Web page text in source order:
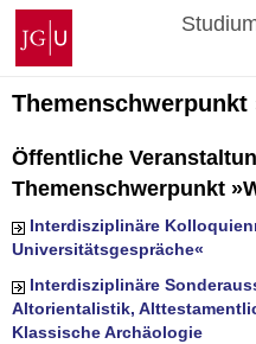
Zum
Inhalt
springen
Johannes
Gutenberg-
Universität
Mainz
Öffentliche
Themenschwerpunkt
Interdisziplinäre
Universitätsgespräche«
Interdisziplinäre
Altorientalistik,
Klassische Archäologie